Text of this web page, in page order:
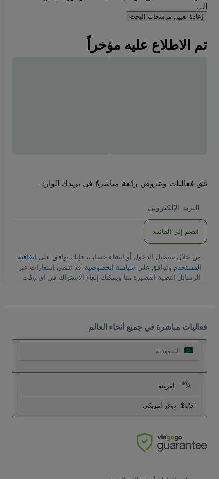
الـ .
إعادة تعيين مرشحات البحث
تم الاطلاع عليه مؤخراً
تلق فعاليات وعروض رائعة مباشرةً في بريدك الوارد
الاكتروني
انضم إلى القائمة
من خلال تسجيل الدخول أو إنشاء حساب، فإنك توافق على اتفاقية
المستخدم وتوافق على سياسة الخصوصية. قد تتلقى إشعارات عبر
الرسائل النصية القصيرة منا ويمكنك إلغاء الاشتراك في أي وقت.
فعاليات مباشرة في جميع أنحاء العالم
السعودية
العربية
US$ دولار أمريكي